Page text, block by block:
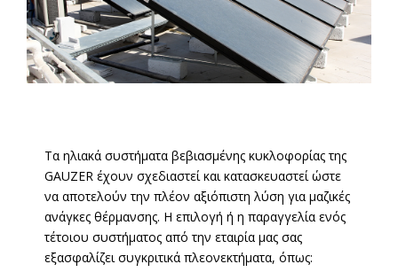
Τα ηλιακά συστήματα βεβιασμένης κυκλοφορίας της
GAUZER έχουν σχεδιαστεί και κατασκευαστεί ώστε
να αποτελούν την πλέον αξιόπιστη λύση για μαζικές
ανάγκες θέρμανσης. Η επιλογή ή η παραγγελία ενός
τέτοιου συστήματος από την εταιρία μας σας
εξασφαλίζει συγκριτικά πλεονεκτήματα, όπως: